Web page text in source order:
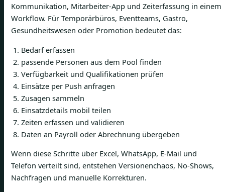
Kommunikation, Mitarbeiter-App und Zeiterfassung in einem
Workflow. Für Temporärbüros, Eventteams, Gastro,
Gesundheitswesen oder Promotion bedeutet das:
Bedarf erfassen
passende Personen aus dem Pool finden
Verfügbarkeit und Qualifikationen prüfen
Einsätze per Push anfragen
Zusagen sammeln
Einsatzdetails mobil teilen
Zeiten erfassen und validieren
Daten an Payroll oder Abrechnung übergeben
Wenn diese Schritte über Excel, WhatsApp, E-Mail und
Telefon verteilt sind, entstehen Versionenchaos, No-Shows,
Nachfragen und manuelle Korrekturen.